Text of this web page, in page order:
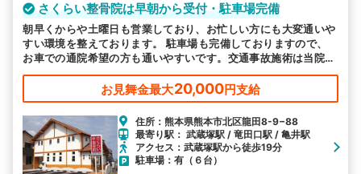
さくらい整骨院は早朝から受付・駐車場完備
朝早くからや土曜日も営業しており、お忙しい方にも大変通いや
すい環境を整えております。 駐車場も完備しておりますので、
お車での通院希望の方も通いやすいです。交通事故施術は当院に
お任せください。
お見舞金最大20,000円支給
住所：熊本県熊本市北区龍田8-9−88
最寄り駅： 武蔵塚駅 / 竜田口駅 / 亀井駅
アクセス：武蔵塚駅から徒歩19分
駐車場：有（６台）